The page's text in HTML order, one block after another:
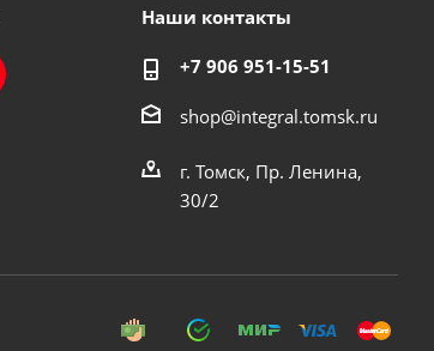
Наши контакты
+7 906 951-15-51
shop@integral.tomsk.ru
г. Томск, Пр. Ленина,
30/2